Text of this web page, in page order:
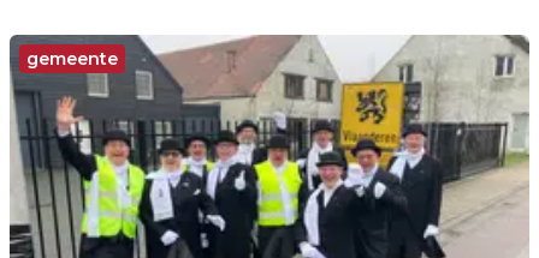
gemeente